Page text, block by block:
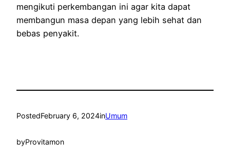
mengikuti perkembangan ini agar kita dapat
membangun masa depan yang lebih sehat dan
bebas penyakit.
PostedFebruary 6, 2024inUmum
byProvitamon